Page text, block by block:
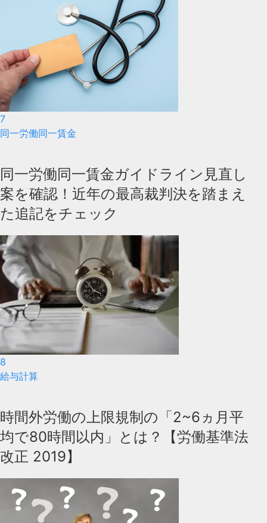
7
同一労働同一賃金
同一労働同一賃金ガイドライン見直し
案を確認！近年の最高裁判決を踏まえ
た追記をチェック
8
給与計算
時間外労働の上限規制の「2~6ヵ月平
均で80時間以内」とは？【労働基準法
改正 2019】